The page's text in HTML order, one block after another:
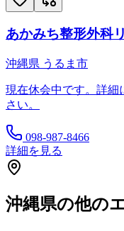
あかみち整形外科
沖縄県 うるま市
現在休会中です。詳細
さい。
098-987-8466
詳細を見る
沖縄県の他の